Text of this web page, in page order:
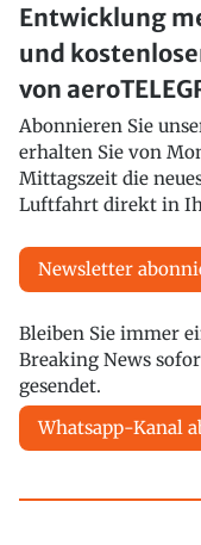
Entwicklung
und
von
Abonnieren Sie
erhalten Sie von
Mittagszeit die
Luftfahrt direkt in
Newsletter
Bleiben Sie immer
Breaking News
gesendet.
Whatsapp-Kanal